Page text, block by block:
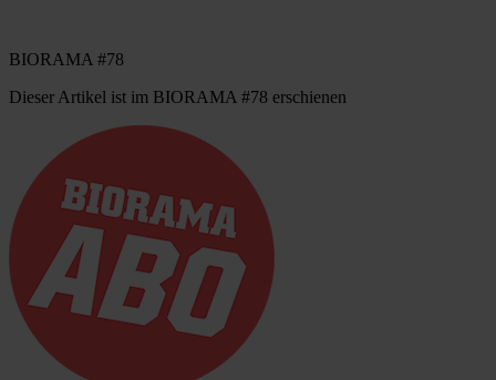
BIORAMA #78
Dieser Artikel ist im BIORAMA #78 erschienen